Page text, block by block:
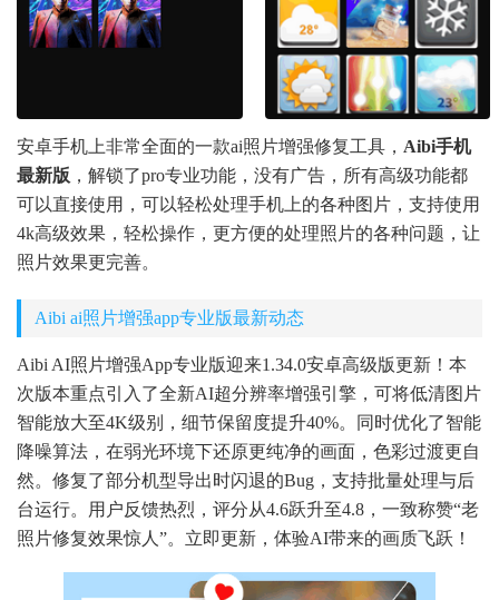
安卓手机上非常全面的一款ai照片增强修复工具， Aibi手机
最新版 ，解锁了pro专业功能，没有广告，所有高级功能都
可以直接使用，可以轻松处理手机上的各种图片，支持使用
4k高级效果，轻松操作，更方便的处理照片的各种问题，让
照片效果更完善。
Aibi ai照片增强app专业版最新动态
Aibi AI照片增强App专业版迎来1.34.0安卓高级版更新！本
次版本重点引入了全新AI超分辨率增强引擎，可将低清图片
智能放大至4K级别，细节保留度提升40%。同时优化了智能
降噪算法，在弱光环境下还原更纯净的画面，色彩过渡更自
然。修复了部分机型导出时闪退的Bug，支持批量处理与后
台运行。用户反馈热烈，评分从4.6跃升至4.8，一致称赞“老
照片修复效果惊人”。立即更新，体验AI带来的画质飞跃！